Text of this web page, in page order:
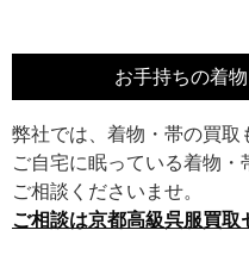
お手持ちの着
弊社では、着物・帯の買取
ご自宅に眠っている着物
ご相談くださいませ。
ご相談は京都高級呉服買取